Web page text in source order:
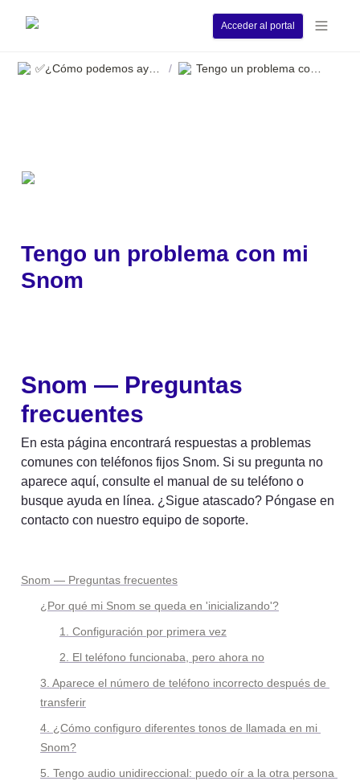
Acceder al portal
/
Tengo un problema con mi
Snom
Snom — Preguntas
frecuentes
En esta página encontrará respuestas a problemas
comunes con teléfonos fijos Snom. Si su pregunta no
aparece aquí, consulte el manual de su teléfono o
busque ayuda en línea. ¿Sigue atascado? Póngase en
contacto con nuestro equipo de soporte.
Snom — Preguntas frecuentes
¿Por qué mi Snom se queda en 'inicializando'?
1. Configuración por primera vez
2. El teléfono funcionaba, pero ahora no
3. Aparece el número de teléfono incorrecto después de
transferir
4. ¿Cómo configuro diferentes tonos de llamada en mi
Snom?
5. Tengo audio unidireccional: puedo oír a la otra persona